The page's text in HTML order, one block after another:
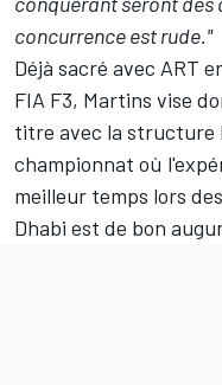
concurrence est rude."
Déjà sacré avec ART
FIA F3, Martins vise
titre avec la structure
championnat où
meilleur temps lors
Dhabi est de bon